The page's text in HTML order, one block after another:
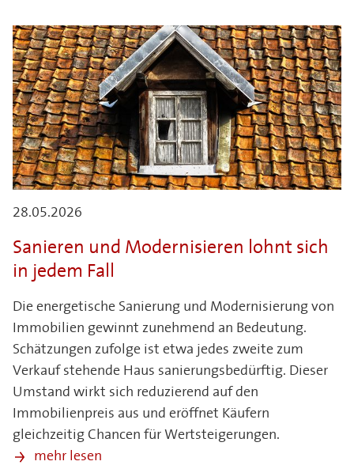
28.05.2026
Sanieren und Modernisieren lohnt sich
in jedem Fall
Die energetische Sanierung und Modernisierung von
Immobilien gewinnt zunehmend an Bedeutung.
Schätzungen zufolge ist etwa jedes zweite zum
Verkauf stehende Haus sanierungsbedürftig. Dieser
Umstand wirkt sich reduzierend auf den
Immobilienpreis aus und eröffnet Käufern
gleichzeitig Chancen für Wertsteigerungen.
mehr lesen